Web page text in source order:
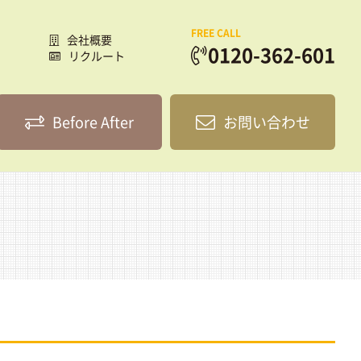
会社概要
リクルート
FREE CALL
0120-362-601
Before After お問い合わせ